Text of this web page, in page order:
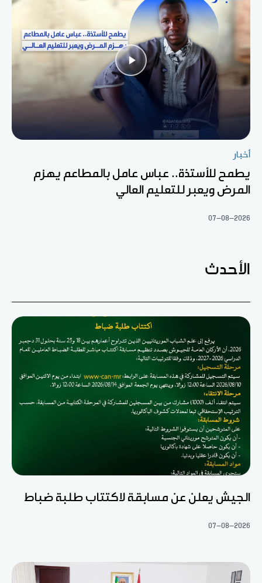
أخبار
يطمح للأستذة.. عباس عامل بالمطاعم يهزم
المرض ويعبر للتعليم العالي
07-08-2026
الأحدث
الجيش يعلن عن مسابقة لاكتتاب طلبة ضباط
07-08-2026